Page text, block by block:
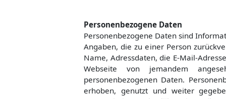
Personenbezogene Daten
Personenbezogene Daten sind
Angaben, die zu einer Person
Name, Adressdaten, die E-Mail-
Webseite von jemandem
personenbezogenen Daten.
erhoben, genutzt und weiter